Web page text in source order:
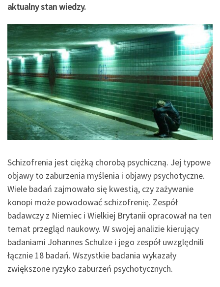
aktualny stan wiedzy.
Schizofrenia jest ciężką chorobą psychiczną. Jej typowe
objawy to zaburzenia myślenia i objawy psychotyczne.
Wiele badań zajmowało się kwestią, czy zażywanie
konopi może powodować schizofrenię. Zespół
badawczy z Niemiec i Wielkiej Brytanii opracował na ten
temat przegląd naukowy. W swojej analizie kierujący
badaniami Johannes Schulze i jego zespół uwzględnili
łącznie 18 badań. Wszystkie badania wykazały
zwiększone ryzyko zaburzeń psychotycznych.